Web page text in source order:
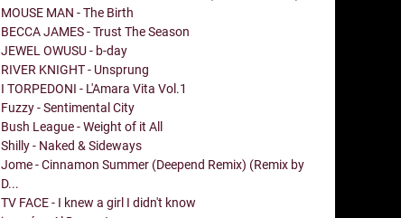
MOUSE MAN - The Birth
BECCA JAMES - Trust The Season
JEWEL OWUSU - b-day
RIVER KNIGHT - Unsprung
I TORPEDONI - L'Amara Vita Vol.1
Fuzzy - Sentimental City
Bush League - Weight of it All
Shilly - Naked & Sideways
Jome - Cinnamon Summer (Deepend Remix) (Remix by
D...
TV FACE - I knew a girl I didn't know